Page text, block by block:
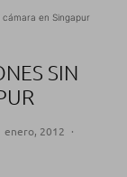
cámara en Singapur
SIN
enero, 2012 ·